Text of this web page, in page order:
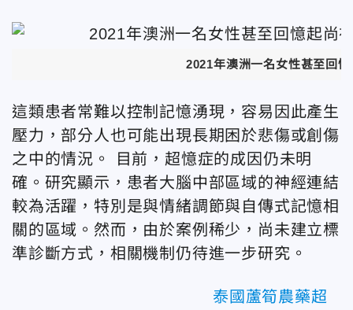
2021年澳洲一名女性甚至回
這類患者常難以控制記憶湧現，容易因此產生
壓力，部分人也可能出現長期困於悲傷或創傷
之中的情況。 目前，超憶症的成因仍未明
確。研究顯示，患者大腦中部區域的神經連結
較為活躍，特別是與情緒調節與自傳式記憶相
關的區域。然而，由於案例稀少，尚未建立標
準診斷方式，相關機制仍待進一步研究。
泰國蘆筍農藥超